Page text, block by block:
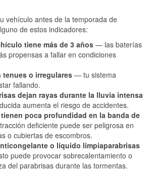
vehículo antes de la temporada de
de estos indicadores:
tiene más de 3 años — las baterías
propensas a fallar en condiciones
tenues o irregulares — tu sistema
fallando.
dejan rayas durante la lluvia intensa
aumenta el riesgo de accidentes.
poca profundidad en la banda de
deficiente puede ser peligrosa en
o cubiertas de escombros.
o líquido limpiaparabrisas
puede provocar sobrecalentamiento o
del parabrisas durante las tormentas.